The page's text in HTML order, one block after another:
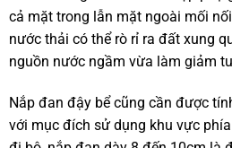
cả mặt trong lẫn mặt ngoài mối
nước thải có thể rò rỉ ra đất xung
nguồn nước ngầm vừa làm giảm
Nắp đan đậy bể cũng cần được
với mục đích sử dụng khu vực